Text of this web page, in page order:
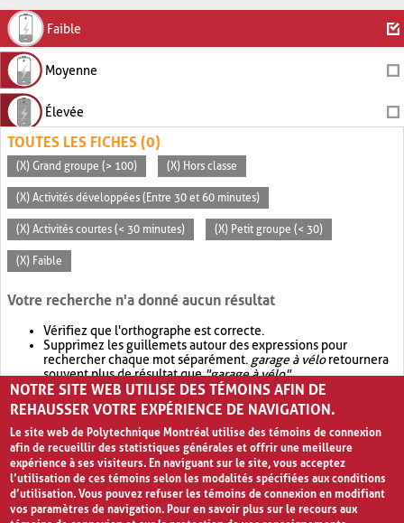
Faible
Moyenne
Élevée
TOUTES LES FICHES (0)
(X) Grand groupe (> 100) (X) Hors classe
(X) Activités développées (Entre 30 et 60 minutes)
(X) Activités courtes (< 30 minutes) (X) Petit groupe (< 30)
(X) Faible
Votre recherche n'a donné aucun résultat
Vérifiez que l'orthographe est correcte.
Supprimez les guillemets autour des expressions pour
rechercher chaque mot séparément. garage à véloretournera
souvent plus de résultat que"garage à vélo".
Envisagez d'élargir votre recherche avec OR.garage OR vélo
retournera souvent plus de résultat quegarage à vélo
NOTRE SITE WEB UTILISE DES TÉMOINS AFIN DE
REHAUSSER VOTRE EXPÉRIENCE DE NAVIGATION.
Le site web de Polytechnique Montréal utilise des témoins de connexion
afin de recueillir des statistiques générales et offrir une meilleure
expérience à ses visiteurs. En naviguant sur le site, vous acceptez
l’utilisation de ces témoins selon les modalités spécifiées aux conditions
d’utilisation. Vous pouvez refuser les témoins de connexion en modifiant
vos paramètres de navigation. Pour en savoir plus sur le recours aux